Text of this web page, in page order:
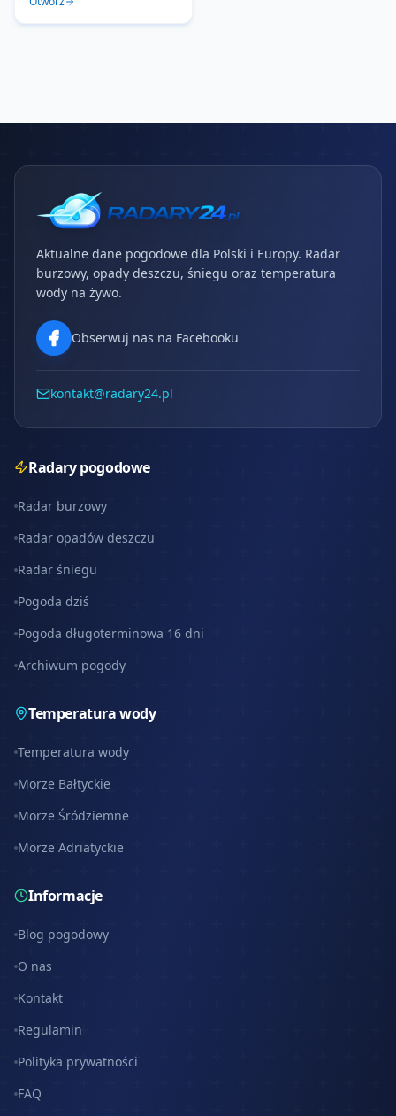
Aktualne dane pogodowe dla Polski i Europy. Radar
burzowy, opady deszczu, śniegu oraz temperatura
wody na żywo.
Obserwuj nas na Facebooku
kontakt@radary24.pl
Radary pogodowe
Radar burzowy
Radar opadów deszczu
Radar śniegu
Pogoda dziś
Pogoda długoterminowa 16 dni
Archiwum pogody
Temperatura wody
Temperatura wody
Morze Bałtyckie
Morze Śródziemne
Morze Adriatyckie
Informacje
Blog pogodowy
O nas
Kontakt
Regulamin
Polityka prywatności
FAQ